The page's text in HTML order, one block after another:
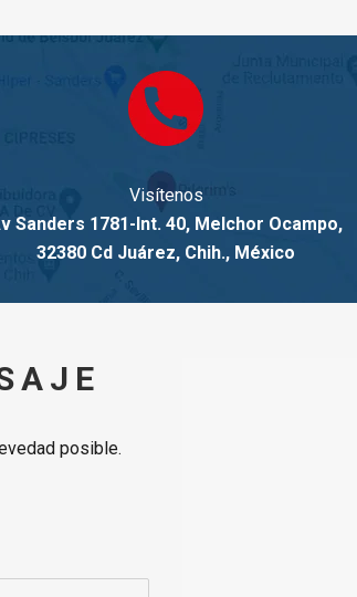
Visítenos
Sanders 1781-Int. 40, Melchor Ocampo,
32380 Cd Juárez, Chih., México
posible.